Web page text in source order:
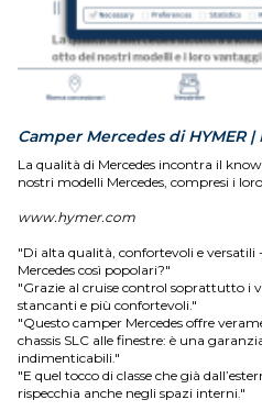
Camper Mercedes di HYMER
La qualità di Mercedes incontra il
nostri modelli Mercedes, compresi i
www.hymer.com
"Di alta qualità, confortevoli e versatili
Mercedes così popolari?"
"Grazie al cruise control soprattutto i
stancanti e più confortevoli."
"Questo camper Mercedes offre
chassis SLC alle finestre: è una
indimenticabili."
"E quel tocco di classe che già
rispecchia anche negli spazi interni."